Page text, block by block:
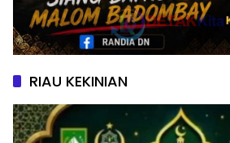
RIAU KEKINIAN